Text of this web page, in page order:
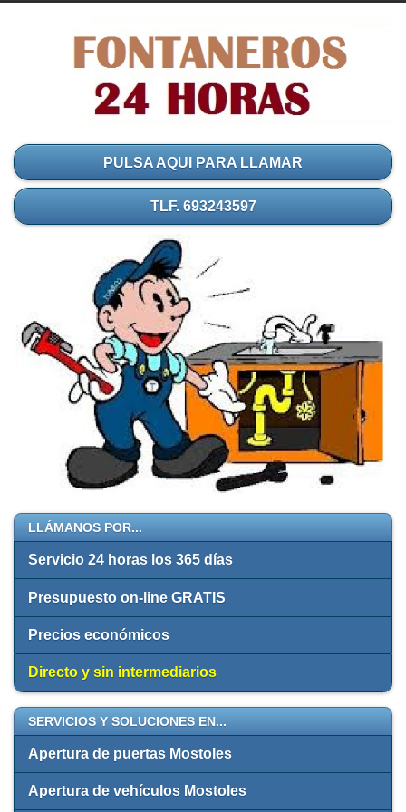
PULSA AQUI PARA LLAMAR
TLF. 693243597
LLÁMANOS POR...
Servicio 24 horas los 365 días
Presupuesto on-line GRATIS
Precios económicos
Directo y sin intermediarios
SERVICIOS Y SOLUCIONES EN...
Apertura de puertas Mostoles
Apertura de vehículos Mostoles